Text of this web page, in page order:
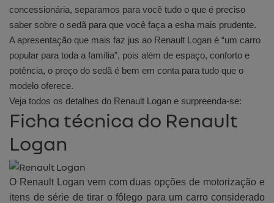
concessionária, separamos para você tudo o que é preciso
saber sobre o sedã para que você faça a esha mais prudente.
A apresentação que mais faz jus ao Renault Logan é “um carro
popular para toda a família”, pois além de espaço, conforto e
potência, o preço do sedã é bem em conta para tudo que o
modelo oferece.
Veja todos os detalhes do Renault Logan e surpreenda-se:
Ficha técnica do Renault
Logan
O Renault Logan vem com duas opções de motorização e
itens de série de tirar o fôlego para um carro considerado